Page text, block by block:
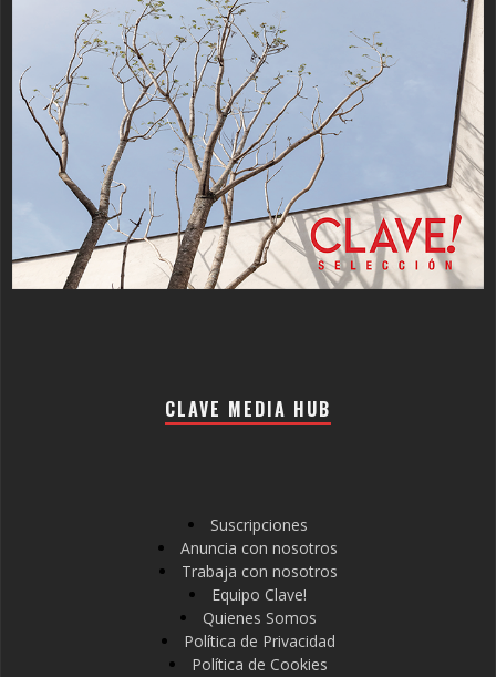
CLAVE MEDIA HUB
Suscripciones
Anuncia con nosotros
Trabaja con nosotros
Equipo Clave!
Quienes Somos
Política de Privacidad
Política de Cookies